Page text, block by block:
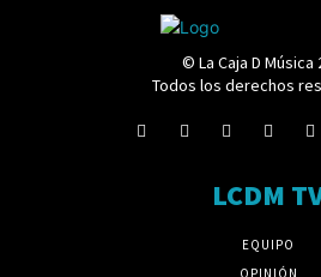
© La Caja D Música
Todos los derechos
LCDM
EQUIPO
OPINIÓN